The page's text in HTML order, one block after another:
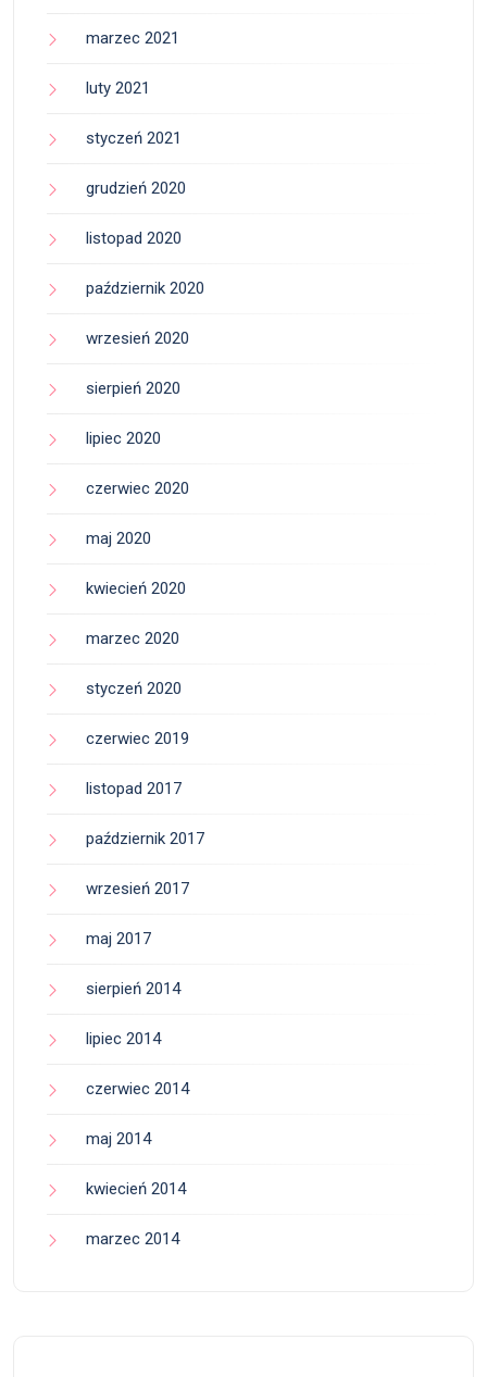
marzec 2021
luty 2021
styczeń 2021
grudzień 2020
listopad 2020
październik 2020
wrzesień 2020
sierpień 2020
lipiec 2020
czerwiec 2020
maj 2020
kwiecień 2020
marzec 2020
styczeń 2020
czerwiec 2019
listopad 2017
październik 2017
wrzesień 2017
maj 2017
sierpień 2014
lipiec 2014
czerwiec 2014
maj 2014
kwiecień 2014
marzec 2014